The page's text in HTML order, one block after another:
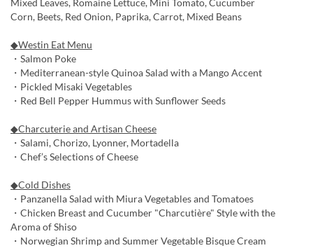
Mixed Leaves, Romaine Lettuce, Mini Tomato, Cucumber
Corn, Beets, Red Onion, Paprika, Carrot, Mixed Beans
◆Westin Eat Menu
・Salmon Poke
・Mediterranean-style Quinoa Salad with a Mango Accent
・Pickled Misaki Vegetables
・Red Bell Pepper Hummus with Sunflower Seeds
◆Charcuterie and Artisan Cheese
・Salami, Chorizo, Lyonner, Mortadella
・Chef’s Selections of Cheese
◆Cold Dishes
・Panzanella Salad with Miura Vegetables and Tomatoes
・Chicken Breast and Cucumber "Charcutière" Style with the
Aroma of Shiso
・Norwegian Shrimp and Summer Vegetable Bisque Cream